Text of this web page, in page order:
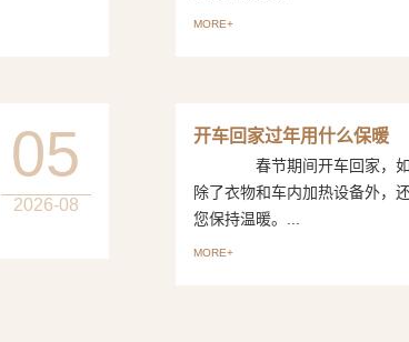
MORE+
05
2026-08
开车回家过年用什么保暖
春节期间开车回家，如何
除了衣物和车内加热设备外，
您保持温暖。...
MORE+